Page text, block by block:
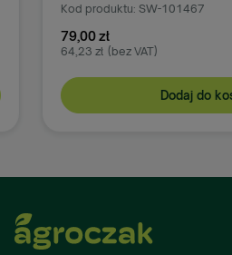
Kod produktu: SW-101467
79,00 zł
64,23 zł (bez VAT)
Dodaj do